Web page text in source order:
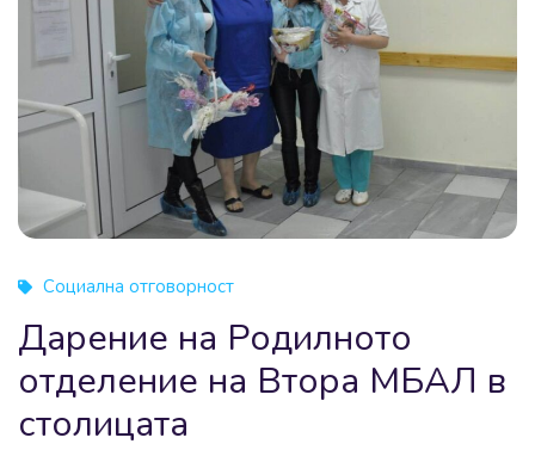
Социална отговорност
Дарение на Родилното
отделение на Втора МБАЛ в
столицата